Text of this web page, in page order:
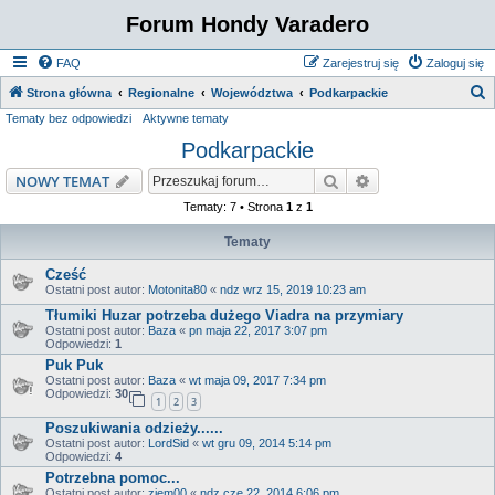
Forum Hondy Varadero
FAQ Zaloguj się
Zarejestruj się
Strona główna Regionalne Województwa Podkarpackie
j
Tematy bez odpowiedzi Aktywne tematy
Podkarpackie
NOWY TEMAT Szukaj
Tematy: 7 • Strona 1z 1
Tematy
Cześć
Ostatni post autor: Motonita80 « ndz wrz 15, 2019 10:23 am
Tłumiki Huzar potrzeba dużego Viadra na przymiary
Ostatni post autor: Baza « pn maja 22, 2017 3:07 pm
Odpowiedzi: 1
Puk Puk
Ostatni post autor: Baza « wt maja 09, 2017 7:34 pm
Odpowiedzi: 30
1 2 3
Poszukiwania odzieży......
Ostatni post autor: LordSid « wt gru 09, 2014 5:14 pm
Odpowiedzi: 4
Potrzebna pomoc...